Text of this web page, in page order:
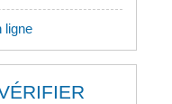
ligne